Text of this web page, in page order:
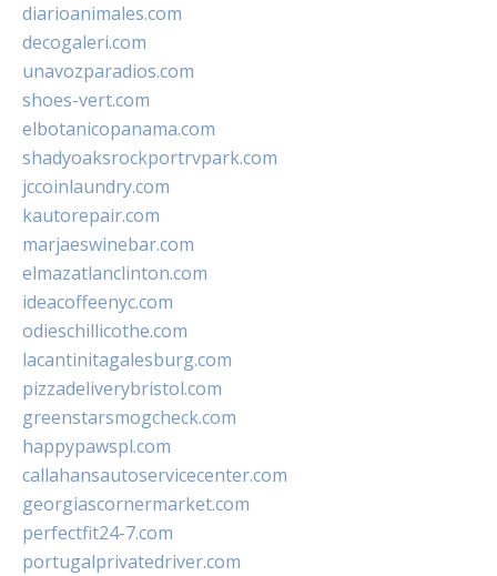
diarioanimales.com
decogaleri.com
unavozparadios.com
shoes-vert.com
elbotanicopanama.com
shadyoaksrockportrvpark.com
jccoinlaundry.com
kautorepair.com
marjaeswinebar.com
elmazatlanclinton.com
ideacoffeenyc.com
odieschillicothe.com
lacantinitagalesburg.com
pizzadeliverybristol.com
greenstarsmogcheck.com
happypawspl.com
callahansautoservicecenter.com
georgiascornermarket.com
perfectfit24-7.com
portugalprivatedriver.com